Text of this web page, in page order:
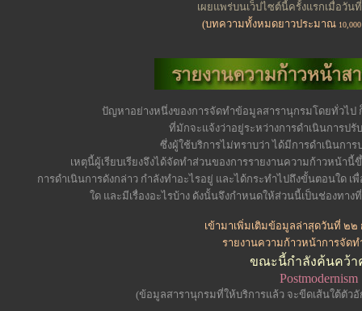
เผยแพร่บนเว็ปไซต์นี้ครั้งแรกเมื่อวั
(บทความทั้งหมดยาวประมาณ 10,000
ปัญหาอย่างหนึ่งของการจัดทำข้อมูลสารานุกรมโดยทั่วไป
ที่มักจะแจ้งว่าอยู่ระหว่างการดำเนินการปรับ
ซึ่งผู้ใช้บริการไม่ทราบว่า ได้มีการดำเนินการ
เหตุนี้ผู้เรียบเรียงจึงได้จัดทำส่วนของการรายงานความก้าวหน้า
การดำเนินการดังกล่าว กำลังทำอะไรอยู่ และได้กระทำไปถึงขั้นตอนใด
ใด และมีเรื่องอะไรบ้าง ดังนั้นจึงกำหนดให้ส่วนนี้เป็นช่องทาง
เข้ามาเพิ่มเติมข้อมูลล่าสุดวันที่ ๒๒
รายงานความก้าวหน้าการจัด
ขณะนี้กำลังค้นคว้า
Postmodernism
(ข้อมูลสารานุกรมที่ให้บริการแล้ว จะขีดเส้นใต้ตัว